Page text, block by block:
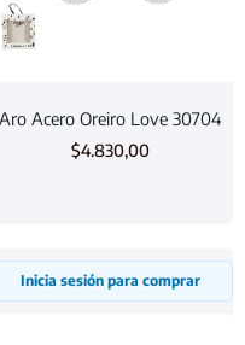
Aro Acero Oreiro Love 30704
$4.830,00
Inicia sesión para comprar